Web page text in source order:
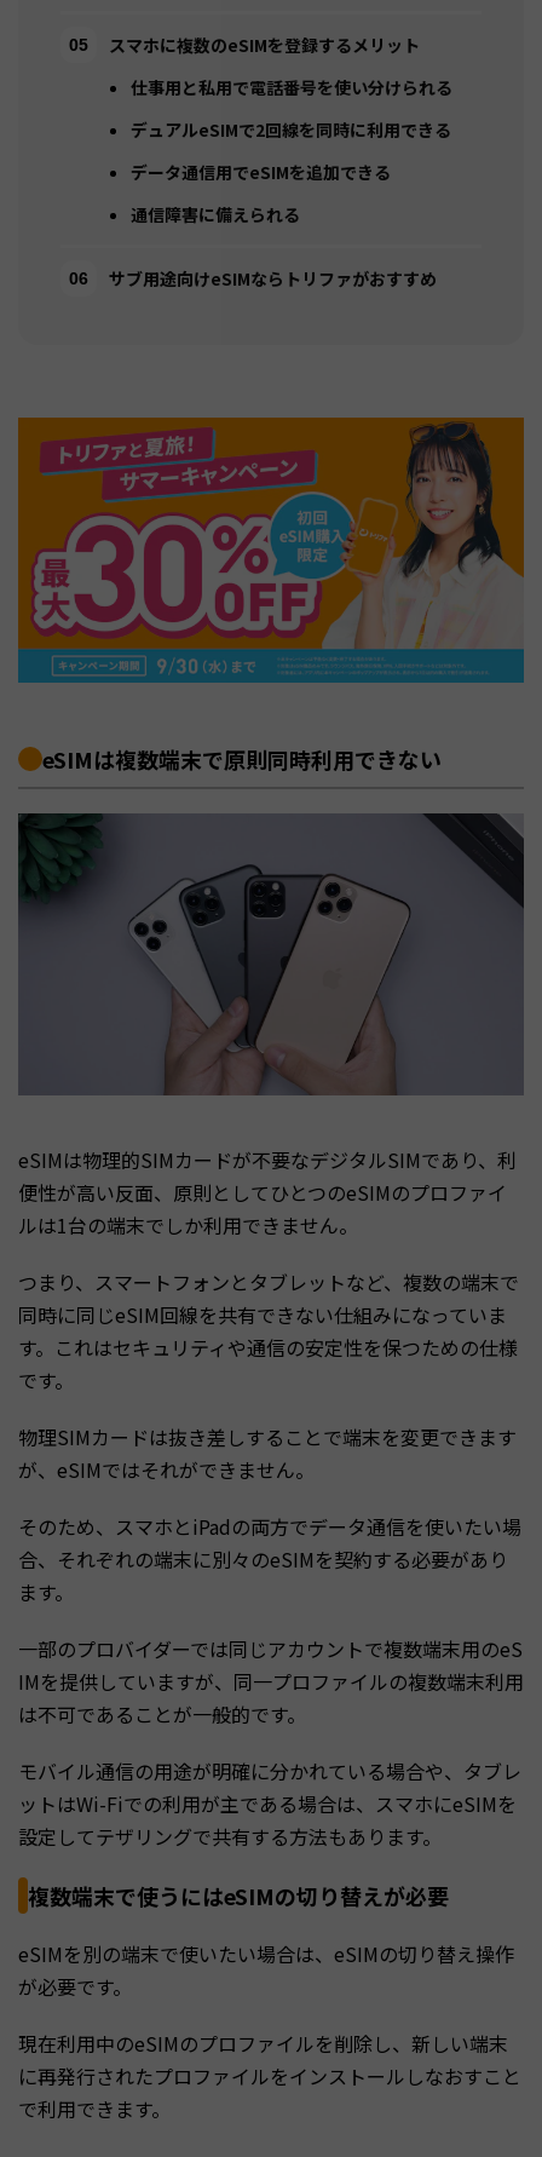
スマホに複数のeSIMを登録するメリット
仕事用と私用で電話番号を使い分けられる
デュアルeSIMで2回線を同時に利用できる
データ通信用でeSIMを追加できる
通信障害に備えられる
サブ用途向けeSIMならトリファがおすすめ
eSIMは複数端末で原則同時利用できない
eSIMは物理的SIMカードが不要なデジタルSIMであり、利
便性が高い反面、原則としてひとつのeSIMのプロファイ
ルは1台の端末でしか利用できません。
つまり、スマートフォンとタブレットなど、複数の端末で
同時に同じeSIM回線を共有できない仕組みになっていま
す。これはセキュリティや通信の安定性を保つための仕様
です。
物理SIMカードは抜き差しすることで端末を変更できます
が、eSIMではそれができません。
そのため、スマホとiPadの両方でデータ通信を使いたい場
合、それぞれの端末に別々のeSIMを契約する必要があり
ます。
一部のプロバイダーでは同じアカウントで複数端末用のeS
IMを提供していますが、同一プロファイルの複数端末利用
は不可であることが一般的です。
モバイル通信の用途が明確に分かれている場合や、タブレ
ットはWi-Fiでの利用が主である場合は、スマホにeSIMを
設定してテザリングで共有する方法もあります。
複数端末で使うにはeSIMの切り替えが必要
eSIMを別の端末で使いたい場合は、eSIMの切り替え操作
が必要です。
現在利用中のeSIMのプロファイルを削除し、新しい端末
に再発行されたプロファイルをインストールしなおすこと
で利用できます。